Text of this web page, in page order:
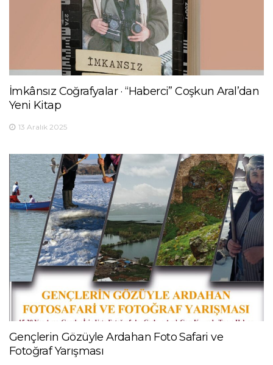
İmkânsız Coğrafyalar · “Haberci” Coşkun Aral’dan
Yeni Kitap
13 Aralık 2025
Gençlerin Gözüyle Ardahan Foto Safari ve
Fotoğraf Yarışması